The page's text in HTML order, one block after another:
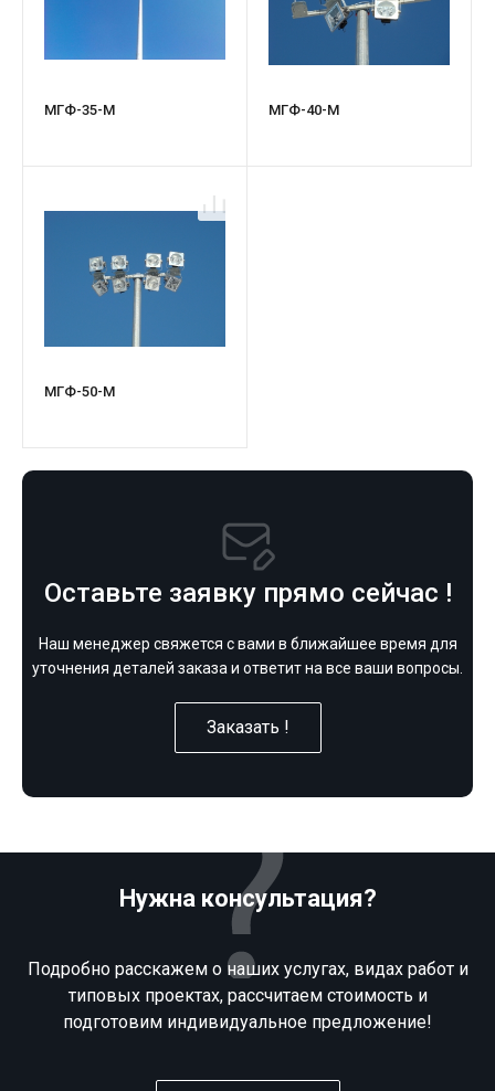
МГФ-35-М МГФ-40-М
МГФ-50-М
Оставьте заявку прямо сейчас !
Наш менеджер свяжется с вами в ближайшее время для
уточнения деталей заказа и ответит на все ваши вопросы.
Заказать !
Нужна консультация?
Подробно расскажем о наших услугах, видах работ и
типовых проектах, рассчитаем стоимость и
подготовим индивидуальное предложение!